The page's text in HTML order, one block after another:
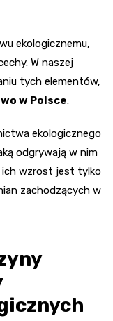
ekologicznemu,
W naszej
tych elementów,
w Polsce.
ekologicznego
odgrywają w nim
ich wzrost jest tylko
zachodzących w